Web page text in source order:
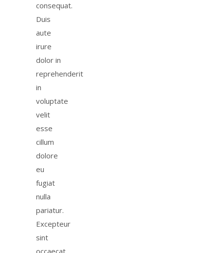
consequat.
Duis
aute
irure
dolor in
reprehenderit
in
voluptate
velit
esse
cillum
dolore
eu
fugiat
nulla
pariatur.
Excepteur
sint
occaecat